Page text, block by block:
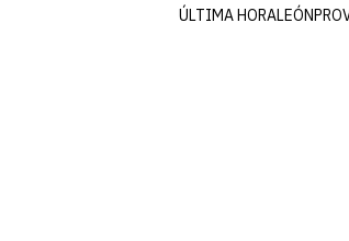
ÚLTIMA HORALEÓN